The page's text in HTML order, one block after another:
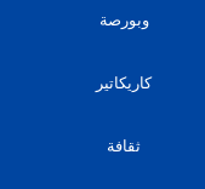
وبورصة
كاريكاتير
ثقافة